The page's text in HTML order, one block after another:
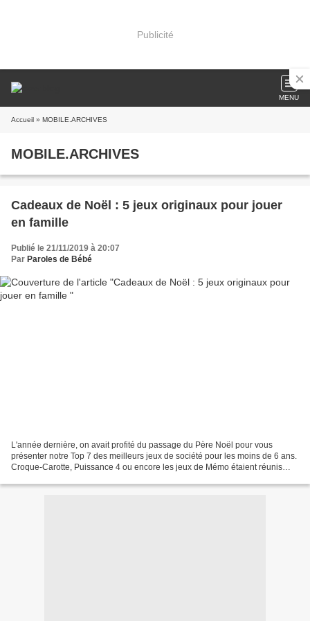
Publicité
MENU
Accueil » MOBILE.ARCHIVES
MOBILE.ARCHIVES
Cadeaux de Noël : 5 jeux originaux pour jouer
en famille
Publié le 21/11/2019 à 20:07
Par Paroles de Bébé
L'année dernière, on avait profité du passage du Père Noël pour vous
présenter notre Top 7 des meilleurs jeux de société pour les moins de 6 ans.
Croque-Carotte, Puissance 4 ou encore les jeux de Mémo étaient réunis